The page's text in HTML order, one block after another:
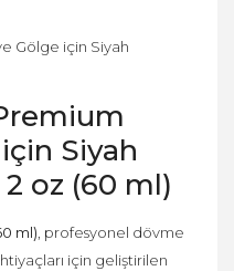
Gölge için Siyah
Siyah
oz (60 ml)
ml) , profesyonel dövme
için geliştirilen